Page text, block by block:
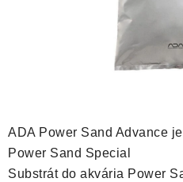
VÝPREDAJ
O nás Doprava a platba
ADA Power Sand Advance
Power Sand Special
Substrát do akvária Power